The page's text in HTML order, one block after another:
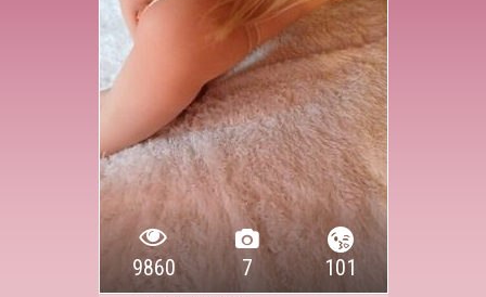
9860 7 101